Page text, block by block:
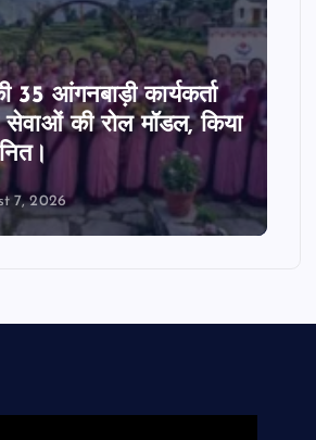
35 आंगनबाड़ी कार्यकर्ता
सेवाओं की रोल मॉडल, किया
7, 2026